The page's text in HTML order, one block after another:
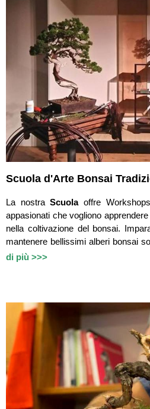
Scuola d'Arte Bonsai
La nostraScuolaoffre
appasionati che vogliono
nella coltivazione del bonsai.
mantenere bellissimi alberi bonsai
di più >>>